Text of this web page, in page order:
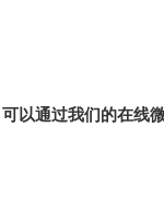
以通过我们的在线